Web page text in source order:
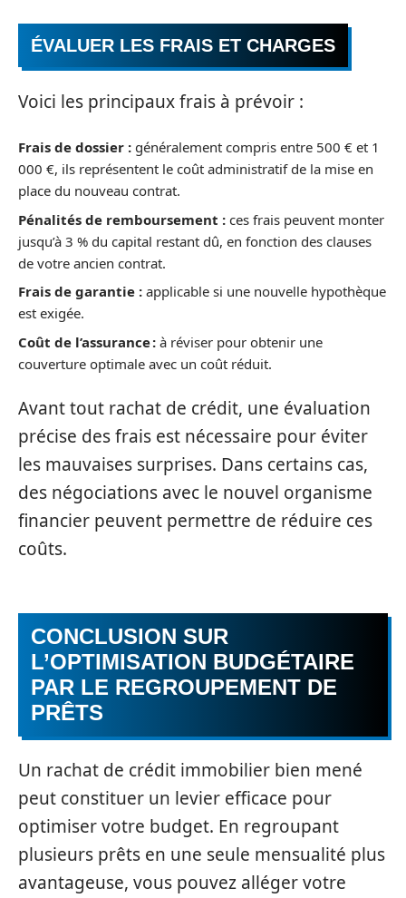
ÉVALUER LES FRAIS ET CHARGES
Voici les principaux frais à prévoir :
Frais de dossier : généralement compris entre 500 € et 1
000 €, ils représentent le coût administratif de la mise en
place du nouveau contrat.
Pénalités de remboursement : ces frais peuvent monter
jusqu’à 3 % du capital restant dû, en fonction des clauses
de votre ancien contrat.
Frais de garantie : applicable si une nouvelle hypothèque
est exigée.
Coût de l’assurance : à réviser pour obtenir une
couverture optimale avec un coût réduit.
Avant tout rachat de crédit, une évaluation
précise des frais est nécessaire pour éviter
les mauvaises surprises. Dans certains cas,
des négociations avec le nouvel organisme
financier peuvent permettre de réduire ces
coûts.
CONCLUSION SUR
L’OPTIMISATION BUDGÉTAIRE
PAR LE REGROUPEMENT DE
PRÊTS
Un rachat de crédit immobilier bien mené
peut constituer un levier efficace pour
optimiser votre budget. En regroupant
plusieurs prêts en une seule mensualité plus
avantageuse, vous pouvez alléger votre